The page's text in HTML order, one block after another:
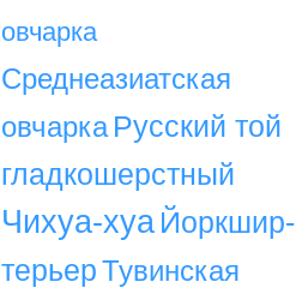
овчарка
Среднеазиатская
овчарка Русский той
гладкошерстный
Чихуа-хуа Йоркшир-
терьерТувинская